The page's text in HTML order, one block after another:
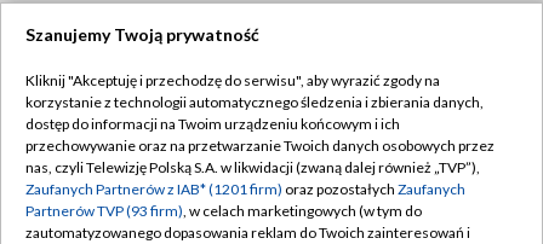
TVP
Abonament TVP
Emisja w TVP
Centrum informacji TVP
Regulamin TVP
Polityka prywatności
Moje zgody
Szanujemy Twoją prywatność
Kliknij "Akceptuję i przechodzę do serwisu", aby wyrazić zgody na
korzystanie z technologii automatycznego śledzenia i zbierania danych,
dostęp do informacji na Twoim urządzeniu końcowym i ich
przechowywanie oraz na przetwarzanie Twoich danych osobowych przez
nas, czyli Telewizję Polską S.A. w likwidacji (zwaną dalej również „TVP”),
Zaufanych Partnerów z IAB* (1201 firm) oraz pozostałych Zaufanych
Partnerów TVP (93 firm), w celach marketingowych (w tym do
zautomatyzowanego dopasowania reklam do Twoich zainteresowań i